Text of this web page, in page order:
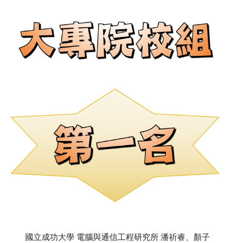
國立成功大學 電腦與通信工程研究所 潘祈睿、顏子